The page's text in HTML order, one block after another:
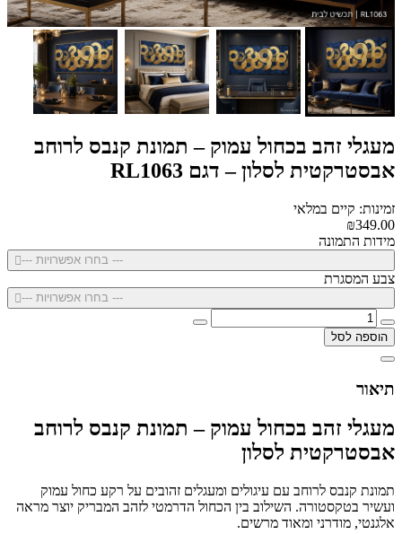
מעגלי זהב בכחול עמוק – תמונת קנבס לרוחב
אבסטרקטית לסלון – דגם RL1063
זמינות: קיים במלאי
₪349.00
מידות התמונה
--- בחרו אפשרויות ---
צבע המסגרת
--- בחרו אפשרויות ---
הוספה לסל
תיאור
מעגלי זהב בכחול עמוק – תמונת קנבס לרוחב
אבסטרקטית לסלון
תמונת קנבס לרוחב עם עיגולים ומעגלים זהובים על רקע כחול עמוק
ועשיר בטקסטורה. השילוב בין הכחול הדרמטי לזהב המבריק יוצר מראה
אלגנטי, מודרני ומאוד מרשים.